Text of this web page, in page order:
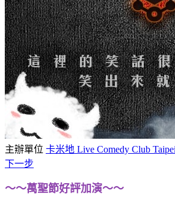
主辦單位 卡米地 Live Comedy Club Taipei
下一步
～～萬聖節好評加演～～